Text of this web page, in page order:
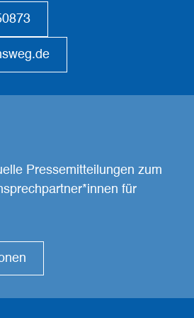
Pressemitteilungen zum
für